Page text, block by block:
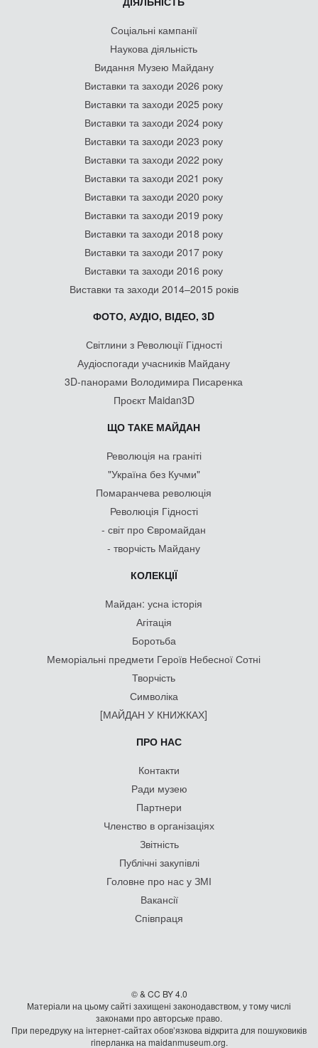
Соціальні кампанії
Наукова діяльність
Видання Музею Майдану
Виставки та заходи 2026 року
Виставки та заходи 2025 року
Виставки та заходи 2024 року
Виставки та заходи 2023 року
Виставки та заходи 2022 року
Виставки та заходи 2021 року
Виставки та заходи 2020 року
Виставки та заходи 2019 року
Виставки та заходи 2018 року
Виставки та заходи 2017 року
Виставки та заходи 2016 року
Виставки та заходи 2014–2015 років
ФОТО, АУДІО, ВІДЕО, 3D
Світлини з Революції Гідності
Аудіоспогади учасників Майдану
3D-панорами Володимира Писаренка
Проєкт Maidan3D
ЩО ТАКЕ МАЙДАН
Революція на граніті
"Україна без Кучми"
Помаранчева революція
Революція Гідності
- світ про Євромайдан
- творчість Майдану
КОЛЕКЦІЇ
Майдан: усна історія
Агітація
Боротьба
Меморіальні предмети Героїв Небесної Сотні
Творчість
Символіка
[МАЙДАН У КНИЖКАХ]
ПРО НАС
Контакти
Ради музею
Партнери
Членство в організаціях
Звітність
Публічні закупівлі
Головне про нас у ЗМІ
Вакансії
Співпраця
© & CC BY 4.0
Матеріали на цьому сайті захищені законодавством, у тому числі
законами про авторське право.
При передруку на iнтернет-сайтах обов’язкова відкрита для пошуковиків
гiперланка на maidanmuseum.org.